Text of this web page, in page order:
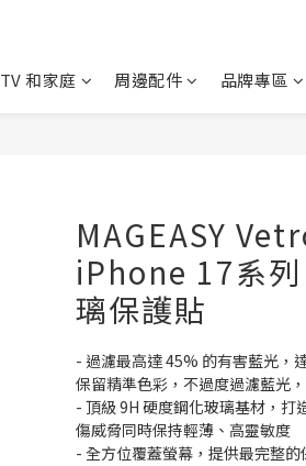
TV 和家庭 周邊配件 品牌專區
MAGEASY
iPhone 17系
璃保護貼
- 過濾最高達 45% 的有害藍光，
保留精準色彩，不過度過濾藍光
- 頂級 9H 硬度鋼化玻璃基材，
傷威脅同時保持輕薄、高靈敏度
- 全方位覆蓋螢幕，提供最完整